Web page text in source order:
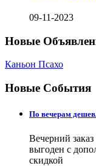
09-11-2023
Новые
Каньон Псахо
Новые События
По вечерам
Вечерний
выгоден с
скидкой